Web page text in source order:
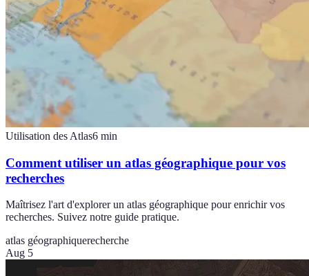
Utilisation des Atlas6 min
Comment utiliser un atlas géographique pour vos
recherches
Maîtrisez l'art d'explorer un atlas géographique pour enrichir vos
recherches. Suivez notre guide pratique.
atlas géographiquerecherche
Aug 5